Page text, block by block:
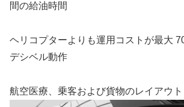
間の給油時間
ヘリコプターよりも運用コストが最大
デシベル動作
航空医療、乗客および貨物のレイアウト